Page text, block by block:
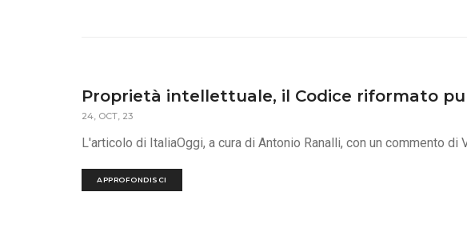
Proprietà intellettuale, il Codice riformato
24, OCT, 23
L'articolo di ItaliaOggi, a cura di Antonio Ranalli, con un commento di
APPROFONDISCI